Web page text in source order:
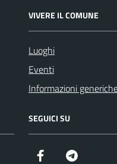
VIVERE IL COMUNE
Luoghi
Eventi
Informazioni
SEGUICI SU
Facebook